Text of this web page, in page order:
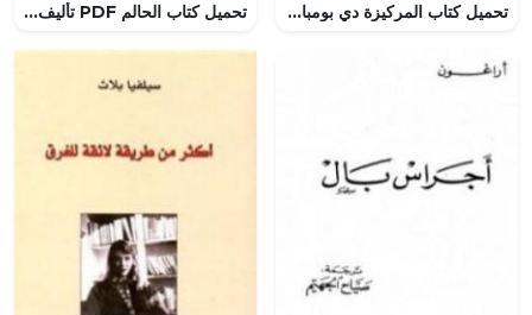
تحميل كتاب المركيزة دي بومبادور PDF تأليف ميشال زيفاكو مجانا [كامل] تحميل كتاب الحالم PDF تأليف كولن ولسون مجانا [كامل]